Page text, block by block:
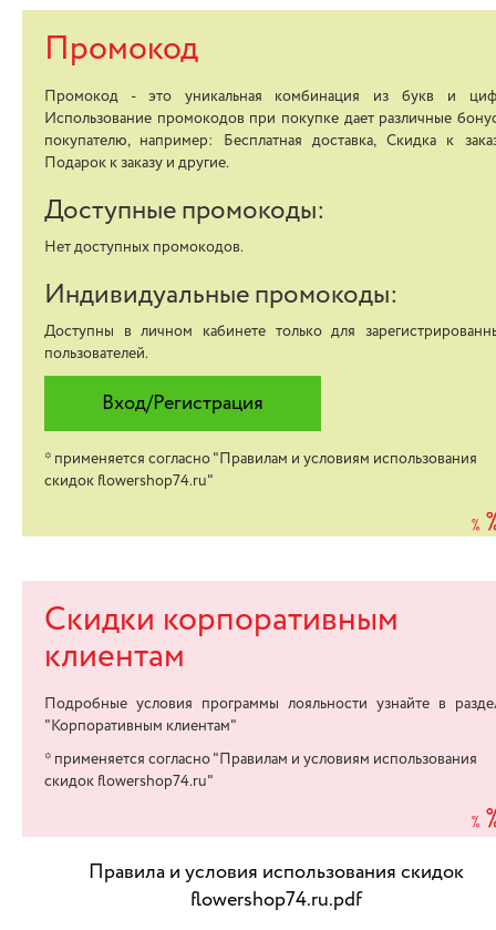
Промокод
Промокод - это уникальная комбинация из букв и
Использование промокодов при покупке дает различные
покупателю, например: Бесплатная доставка, Скидка к
Подарок к заказу и другие.
Доступные промокоды:
Нет доступных промокодов.
Индивидуальные промокоды:
Доступны в личном кабинете только для
пользователей.
Вход/Регистрация
* применяется согласно "Правилам и условиям использования
скидок flowershop74.ru"
Скидки корпоративным
клиентам
Подробные условия программы лояльности узнайте в
" Корпоративным клиентам"
* применяется согласно "Правилам и условиям использования
скидок flowershop74.ru"
Правила и условия использования скидок
flowershop74.ru.pdf